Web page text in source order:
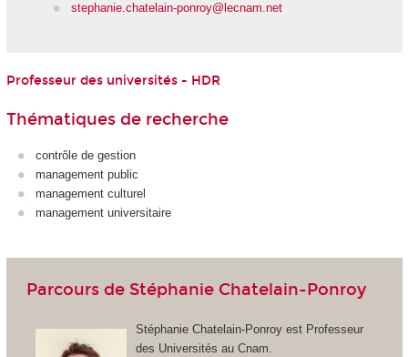
stephanie.chatelain-ponroy@lecnam.net
Professeur des universités - HDR
Thématiques de recherche
contrôle de gestion
management public
management culturel
management universitaire
Parcours de Stéphanie Chatelain-Ponroy
Stéphanie Chatelain-Ponroy est Professeur
des Universités au Cnam.